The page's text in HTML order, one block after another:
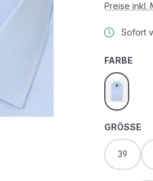
Preise inkl.
Sofort
FARBE
bleu
GRÖSSE
39